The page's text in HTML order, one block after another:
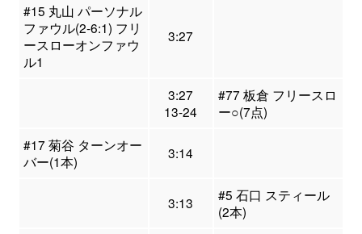
#15 丸山 パーソナル
ファウル(2-6:1) フリ
ースローオンファウ
ル1
3:27
3:27
13-24
#77 板倉 フリースロ
ー○(7点)
#17 菊谷 ターンオー
バー(1本)
3:14
3:13
#5 石口 スティール
(2本)